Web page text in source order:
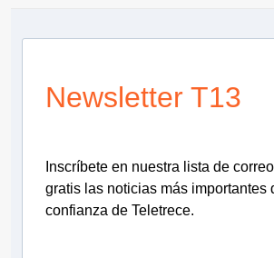
Newsletter T13
Inscríbete en nuestra lista de
gratis las noticias más importantes
confianza de Teletrece.